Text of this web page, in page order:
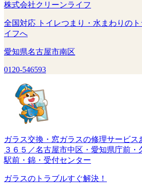
株式会社クリーンライフ
全国対応 トイレつまり・水まわりの
イフへ
愛知県名古屋市南区
0120-546593
ガラス交換・窓ガラスの修理サービス
３６５／名古屋市中区・愛知県庁前
駅前・錦・受付センター
ガラスのトラブルすぐ解決！